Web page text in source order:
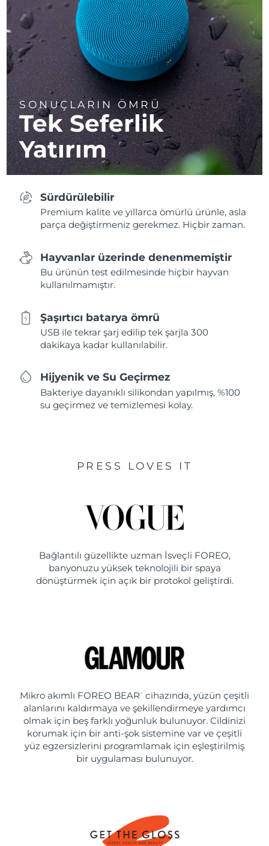
SONUÇLARIN ÖMRÜ
Tek Seferlik
Yatırım
Sürdürülebilir
Premium kalite ve yıllarca ömürlü ürünle, asla
parça değiştirmeniz gerekmez. Hiçbir zaman.
Hayvanlar üzerinde denenmemiştir
Bu ürünün test edilmesinde hiçbir hayvan
kullanılmamıştır.
Şaşırtıcı batarya ömrü
USB ile tekrar şarj edilip tek şarjla 300
dakikaya kadar kullanılabilir.
Hijyenik ve Su Geçirmez
Bakteriye dayanıklı silikondan yapılmış, %100
su geçirmez ve temizlemesi kolay.
PRESS LOVES IT
Bağlantılı güzellikte uzman İsveçli FOREO,
banyonuzu yüksek teknolojili bir spaya
dönüştürmek için açık bir protokol geliştirdi.
Mikro akımlı FOREO BEAR ™
cihazında, yüzün çeşitli
alanlarını kaldırmaya ve şekillendirmeye yardımcı
olmak için beş farklı yoğunluk bulunuyor. Cildinizi
korumak için bir anti-şok sistemine var ve çeşitli
yüz egzersizlerini programlamak için eşleştirilmiş
bir uygulaması bulunuyor.